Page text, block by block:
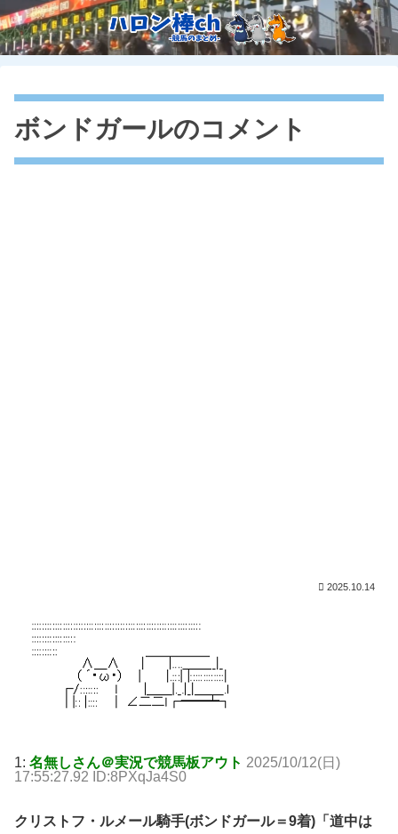
ボンドガールのコメント
2025.10.14
1: 名無しさん＠実況で競馬板アウト 2025/10/12(日)
17:55:27.92 ID:8PXqJa4S0
クリストフ・ルメール騎手(ボンドガール＝9着)「道中は